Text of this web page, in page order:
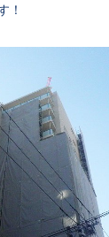
！